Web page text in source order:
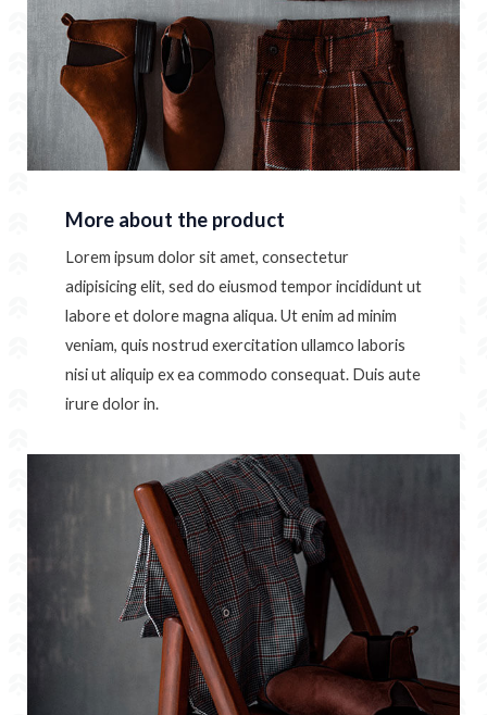
More about the product
Lorem ipsum dolor sit amet, consectetur
adipisicing elit, sed do eiusmod tempor incididunt ut
labore et dolore magna aliqua. Ut enim ad minim
veniam, quis nostrud exercitation ullamco laboris
nisi ut aliquip ex ea commodo consequat. Duis aute
irure dolor in.